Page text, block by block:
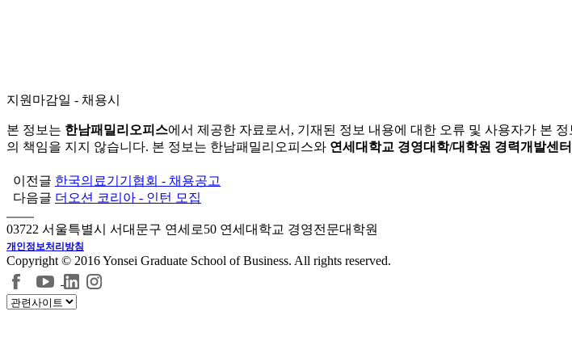
지원마감일 - 채용시
본 정보는 한남패밀리오피스에서 제공한 자료로서, 기재된 정보 내용에 대한 오류 및 사용자가 본
의 책임을 지지 않습니다. 본 정보는 한남패밀리오피스와 연세대학교 경영대학/대학원 경력개발센터
이전글 한국의료기기협회 - 채용공고
다음글 더오션 코리아 - 인턴 모집
03722 서울특별시 서대문구 연세로50 연세대학교 경영전문대학원
개인정보처리방침
Copyright © 2016 Yonsei Graduate School of Business. All rights reserved.